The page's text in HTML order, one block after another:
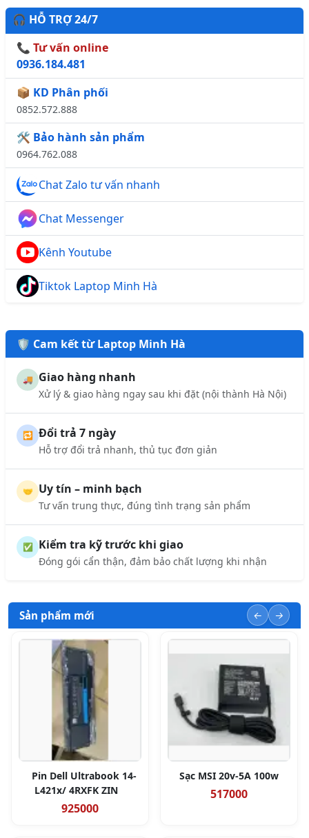
🎧 HỖ TRỢ 24/7
📞 Tư vấn online
0936.184.481
📦 KD Phân phối
0852.572.888
🛠️ Bảo hành sản phẩm
0964.762.088
Chat Zalo tư vấn nhanh
Chat Messenger
Kênh Youtube
Tiktok Laptop Minh Hà
🛡️ Cam kết từ Laptop Minh Hà
🚚 Giao hàng nhanh
Xử lý & giao hàng ngay sau khi đặt (nội thành Hà Nội)
🔁 Đổi trả 7 ngày
Hỗ trợ đổi trả nhanh, thủ tục đơn giản
🤝 Uy tín – minh bạch
Tư vấn trung thực, đúng tình trạng sản phẩm
✅ Kiểm tra kỹ trước khi giao
Đóng gói cẩn thận, đảm bảo chất lượng khi nhận
Sản phẩm mới
Pin Dell Ultrabook 14-
L421x/ 4RXFK ZIN
925000
Sạc MSI 20v-5A 100w
517000